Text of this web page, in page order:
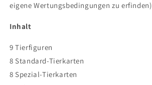
eigene Wertungsbedingungen zu erfinden)
Inhalt
9 Tierfiguren
8 Standard-Tierkarten
8 Spezial-Tierkarten